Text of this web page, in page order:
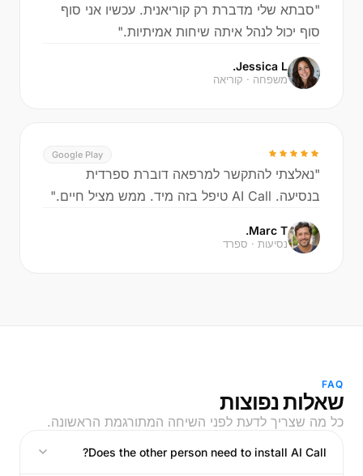
"סבתא שלי מדברת רק קוריאנית. עכשיו אני סוף
סוף יכול לנהל איתה שיחות אמיתיות."
Jessica L.
משפחה · קוריאה
Google Play
"נאלצתי להתקשר למרפאה דוברת ספרדית
בנסיעה. AI Call טיפל בזה מיד. ממש מציל חיים."
Marc T.
נסיעות · ספרד
FAQ
שאלות נפוצות
כל מה שצריך לדעת לפני השיחה המתורגמת הראשונה.
Does the other person need to install AI Call?